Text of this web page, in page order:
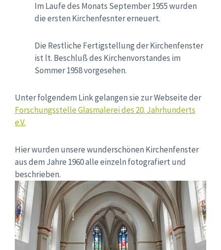
Im Laufe des Monats September 1955 wurden
die ersten Kirchenfesnter erneuert.
Die Restliche Fertigstellung der Kirchenfenster
ist lt. Beschluß des Kirchenvorstandes im
Sommer 1958 vorgesehen.
Unter folgendem Link gelangen sie zur Webseite der
Forschungsstelle Glasmalerei des 20. Jahrhunderts
e.V.
Hier wurden unsere wunderschönen Kirchenfenster
aus dem Jahre 1960 alle einzeln fotografiert und
beschrieben.